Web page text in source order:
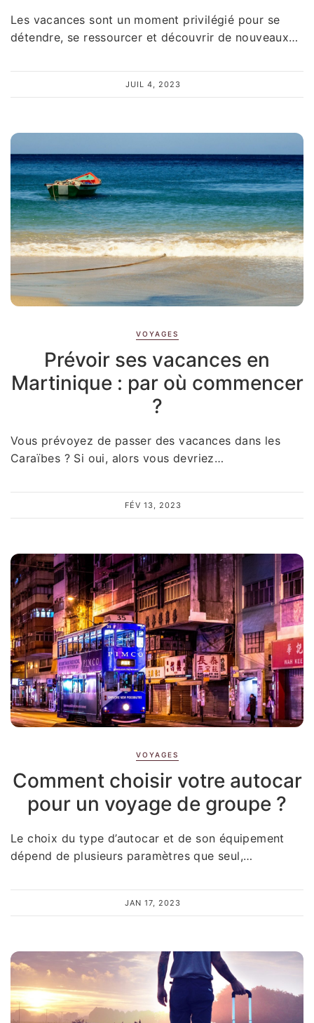
Les vacances sont un moment privilégié pour se
détendre, se ressourcer et découvrir de nouveaux…
JUIL 4, 2023
VOYAGES
Prévoir ses vacances en
Martinique : par où commencer
?
Vous prévoyez de passer des vacances dans les
Caraïbes ? Si oui, alors vous devriez…
FÉV 13, 2023
VOYAGES
Comment choisir votre autocar
pour un voyage de groupe ?
Le choix du type d’autocar et de son équipement
dépend de plusieurs paramètres que seul,…
JAN 17, 2023